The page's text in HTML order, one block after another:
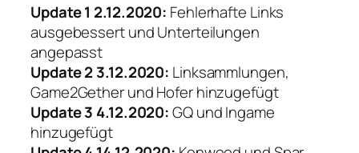
Update 1 2.12.2020: Fehlerhafte Links
ausgebessert und Unterteilungen
angepasst
Update 2 3.12.2020: Linksammlungen,
Game2Gether und Hofer hinzugefügt
Update 3 4.12.2020:GQ und Ingame
hinzugefügt